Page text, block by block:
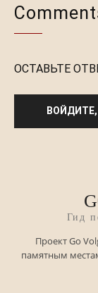
Гид
Проект Go
памятным